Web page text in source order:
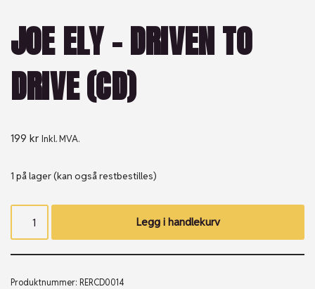
JOE ELY – DRIVEN TO
DRIVE (CD)
199 kr Inkl. MVA.
1 på lager (kan også restbestilles)
Legg i handlekurv
Produktnummer: RERCD0014